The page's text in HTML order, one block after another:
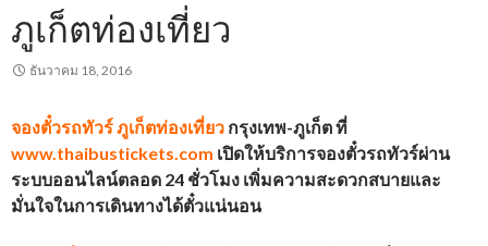
ภูเก็ตท่องเที่ยว
ธันวาคม 18, 2016
จองตั๋วรถทัวร์ภูเก็ตท่องเที่ยว กรุงเทพ-ภูเก็ต ที่
www.thaibustickets.com เปิดให้บริการจองตั๋วรถทัวร์ผ่าน
ระบบออนไลน์ตลอด 24 ชั่วโมง เพิ่มความสะดวกสบายและ
มั่นใจในการเดินทางได้ตั๋วแน่นอน